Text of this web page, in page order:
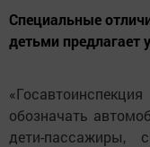
Специальные
детьми предлагает
обозначать
дети-пассажиры,